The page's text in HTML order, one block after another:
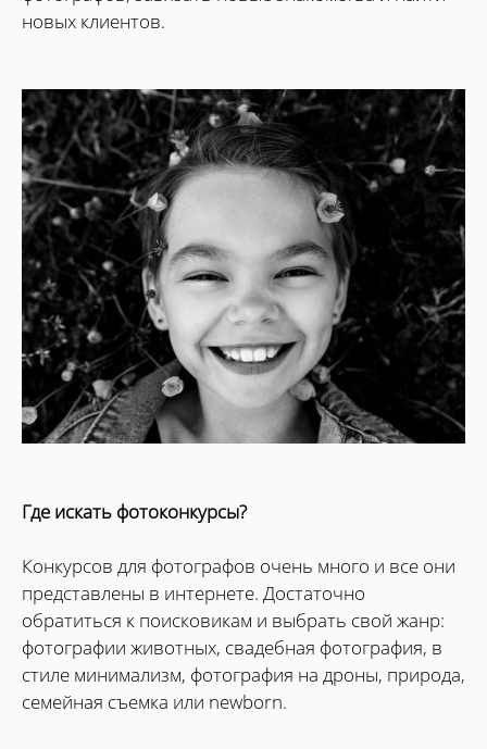
новых клиентов.
Где искать фотоконкурсы?
Конкурсов для фотографов очень много и все они
представлены в интернете. Достаточно
обратиться к поисковикам и выбрать свой жанр:
фотографии животных, свадебная фотография, в
стиле минимализм, фотография на дроны, природа,
семейная съемка или newborn.